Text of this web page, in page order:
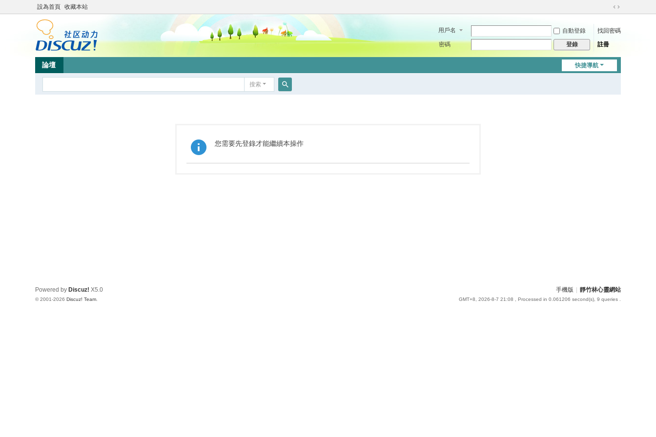
設為首頁 收藏本站
切
到
用戶名 自動登錄
找回密碼
密碼
登錄 註冊
快捷導航
論壇
搜索
您需要先登錄才能繼續本操作
手機版 靜竹林心靈網站
GMT+8, 2026-8-7 21:08 , Processed in 0.061206 second(s), 9 queries .
Powered by Discuz! X5.0
© 2001-2026 Discuz! Team